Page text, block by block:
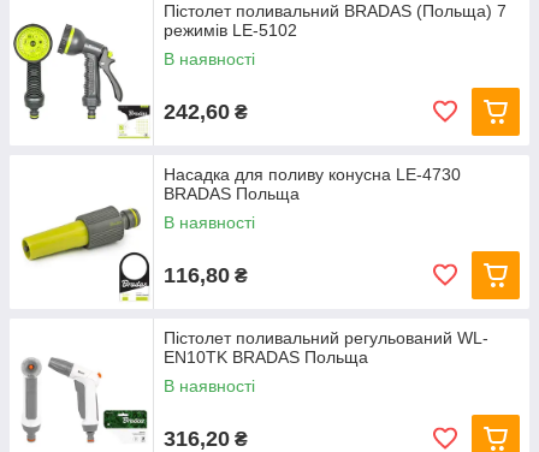
Пістолет поливальний BRADAS (Польща) 7
режимів LE-5102
В наявності
242,60 ₴
Насадка для поливу конусна LE-4730
BRADAS Польща
В наявності
116,80 ₴
Пістолет поливальний регульований WL-
EN10TK BRADAS Польща
В наявності
316,20 ₴